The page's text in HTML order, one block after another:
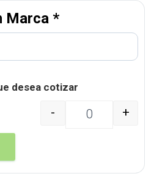
Marca *
desea cotizar
Set BBQ Novak HO-
- +